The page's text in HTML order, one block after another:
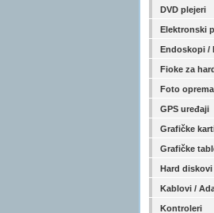
DVD plejeri
Elektronski
Endoskopi /
Fioke za
Foto oprema
GPS uređaji
Grafičke
Grafičke
Hard diskovi
Kablovi /
Kontroleri